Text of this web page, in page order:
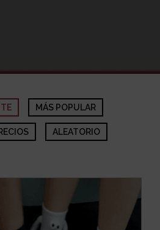
MÁS POPULAR
ALEATORIO